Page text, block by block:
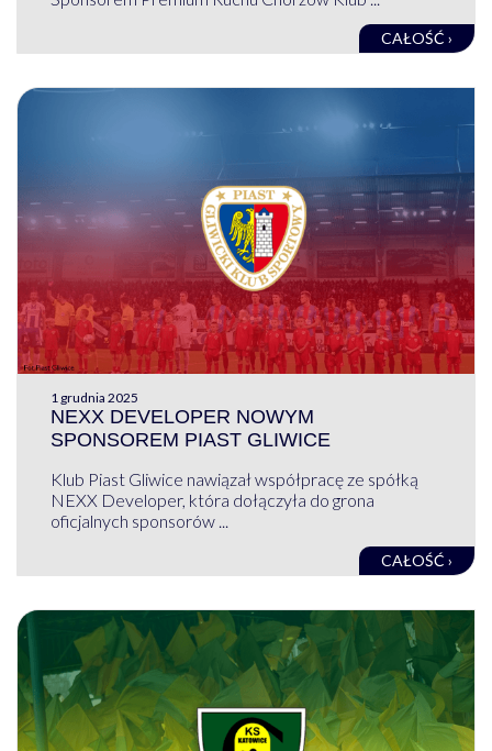
CAŁOŚĆ ›
1 grudnia 2025
NEXX DEVELOPER NOWYM
SPONSOREM PIAST GLIWICE
Klub Piast Gliwice nawiązał współpracę ze spółką
NEXX Developer, która dołączyła do grona
oficjalnych sponsorów ...
CAŁOŚĆ ›